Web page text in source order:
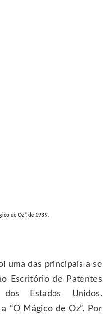
de Oz”, de 1939.
uma das principais a se
Escritório de Patentes
Estados Unidos.
“O Mágico de Oz”. Por